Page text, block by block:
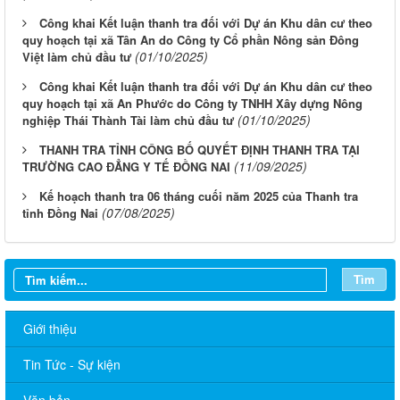
Công khai Kết luận thanh tra đối với Dự án Khu dân cư theo
quy hoạch tại xã Tân An do Công ty Cổ phần Nông sản Đông
Việt làm chủ đầu tư (01/10/2025)
Công khai Kết luận thanh tra đối với Dự án Khu dân cư theo
quy hoạch tại xã An Phước do Công ty TNHH Xây dựng Nông
nghiệp Thái Thành Tài làm chủ đầu tư (01/10/2025)
THANH TRA TỈNH CÔNG BỐ QUYẾT ĐỊNH THANH TRA TẠI
TRƯỜNG CAO ĐẲNG Y TẾ ĐỒNG NAI (11/09/2025)
Kế hoạch thanh tra 06 tháng cuối năm 2025 của Thanh tra
tỉnh Đồng Nai (07/08/2025)
Tìm
Giới thiệu
Tin Tức - Sự kiện